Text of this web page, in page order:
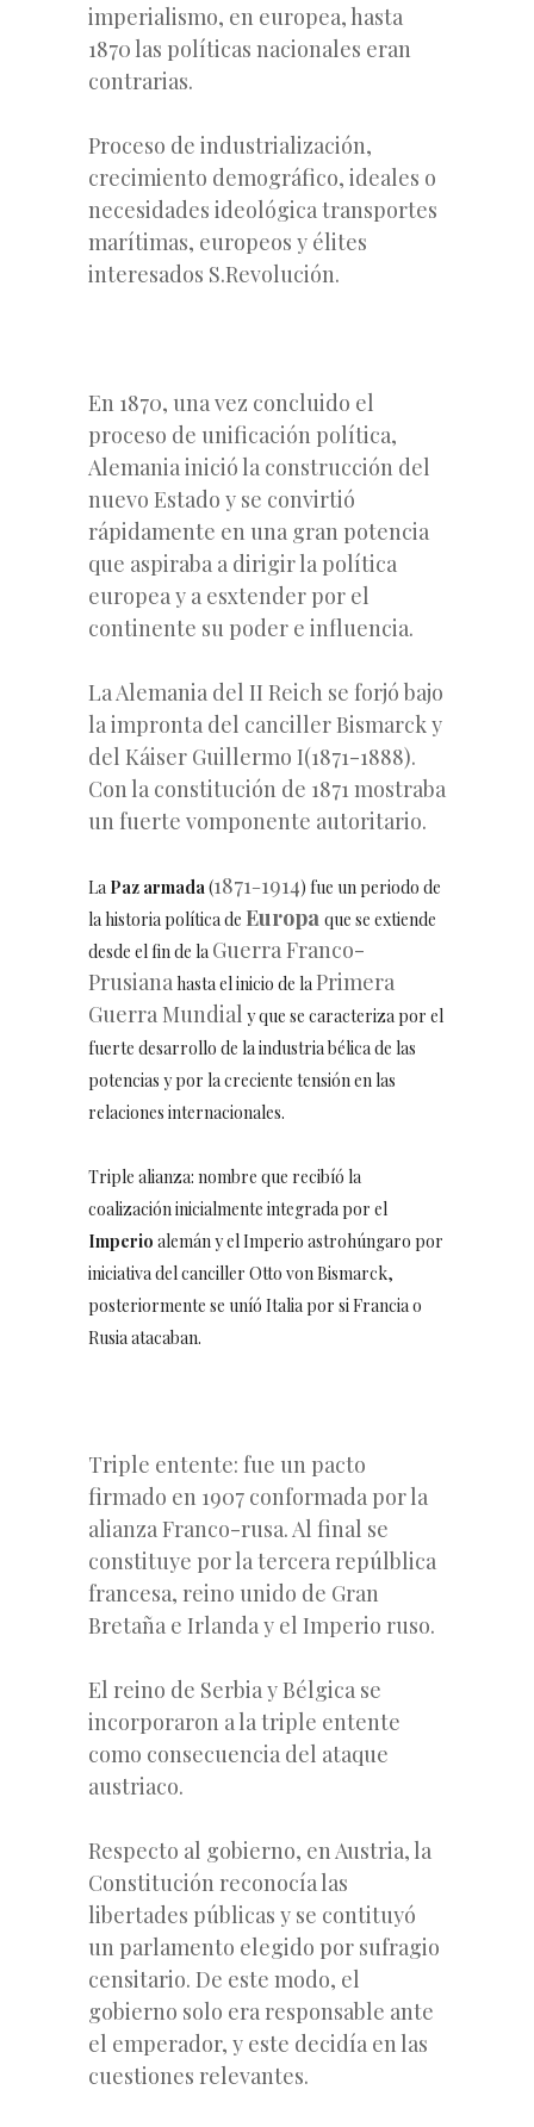
imperialismo, en europea, hasta
1870 las políticas nacionales eran
contrarias.
Proceso de industrialización,
crecimiento demográfico, ideales o
necesidades ideológica transportes
marítimas, europeos y élites
interesados S.Revolución.
En 1870, una vez concluido el
proceso de unificación política,
Alemania inició la construcción del
nuevo Estado y se convirtió
rápidamente en una gran potencia
que aspiraba a dirigir la política
europea y a esxtender por el
continente su poder e influencia.
La Alemania del II Reich se forjó bajo
la impronta del canciller Bismarck y
del Káiser Guillermo I(1871-1888).
Con la constitución de 1871 mostraba
un fuerte vomponente autoritario.
La Paz armada(1871–1914) fue un periodo de
la historia política de Europa que se extiende
desde el fin de la Guerra Franco-
Prusiana hasta el inicio de laPrimera
Guerra Mundial y que se caracteriza por el
fuerte desarrollo de la industria bélica de las
potencias y por la creciente tensión en las
relaciones internacionales.
Triple alianza: nombre que recibíó la
coalización inicialmente integrada por el
Imperio alemán y el Imperio astrohúngaro por
iniciativa del canciller Otto von Bismarck,
posteriormente se uníó Italia por si Francia o
Rusia atacaban.
Triple entente: fue un pacto
firmado en 1907 conformada por la
alianza Franco-rusa. Al final se
constituye por la tercera repúlblica
francesa, reino unido de Gran
Bretaña e Irlanda y el Imperio ruso.
El reino de Serbia y Bélgica se
incorporaron a la triple entente
como consecuencia del ataque
austriaco.
Respecto al gobierno, en Austria, la
Constitución reconocía las
libertades públicas y se contituyó
un parlamento elegido por sufragio
censitario. De este modo, el
gobierno solo era responsable ante
el emperador, y este decidía en las
cuestiones relevantes.